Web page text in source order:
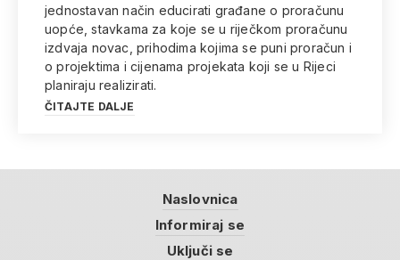
jednostavan način educirati građane o proračunu
uopće, stavkama za koje se u riječkom proračunu
izdvaja novac, prihodima kojima se puni proračun i
o projektima i cijenama projekata koji se u Rijeci
planiraju realizirati.
ČITAJTE DALJE
Naslovnica
Informiraj se
Uključi se